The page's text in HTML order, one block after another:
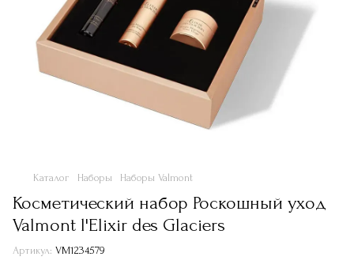
Каталог Наборы Наборы Valmont
Косметический набор Роскошный уход
Valmont l'Elixir des Glaciers
Артикул: VM1234579